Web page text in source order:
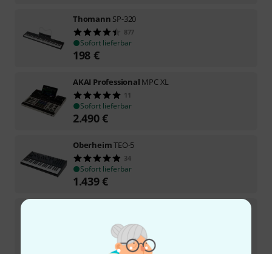
Thomann SP-320
877
Sofort lieferbar
198 €
AKAI Professional MPC XL
11
Sofort lieferbar
2.490€
OberheimTEO-5
34
Sofort lieferbar
1.439€
Sofort lieferbar